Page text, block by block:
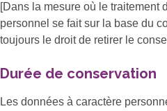
[Dans la mesure où le traitement
personnel se fait sur la base du
toujours le droit de retirer le
Durée de conservation
Les données à caractère